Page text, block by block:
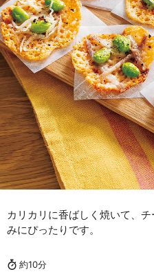
カリカリに香ばしく焼いて、
みにぴったりです。
約10分